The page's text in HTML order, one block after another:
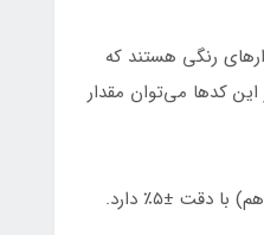
رنگی هستند که
کدها می‌توان مقدار